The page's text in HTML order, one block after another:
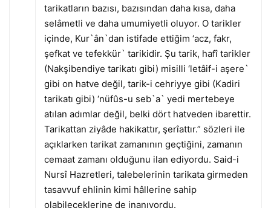
tarikatların bazısı, bazısından daha kısa, daha
selâmetli ve daha umumiyetli oluyor. O tarikler
içinde, Kur`ân`dan istifade ettiğim ‘acz, fakr,
şefkat ve tefekkür` tarikidir. Şu tarik, hafî tarikler
(Nakşibendiye tarikatı gibi) misilli ‘letâif-i aşere`
gibi on hatve değil, tarik-i cehriyye gibi (Kadiri
tarikatı gibi) ‘nüfûs-u seb`a` yedi mertebeye
atılan adımlar değil, belki dört hatveden ibarettir.
Tarikattan ziyâde hakikattır, şerîattır.” sözleri ile
açıklarken tarikat zamanının geçtiğini, zamanın
cemaat zamanı olduğunu ilan ediyordu. Said-i
Nursî Hazretleri, talebelerinin tarikata girmeden
tasavvuf ehlinin kimi hâllerine sahip
olabileceklerine de inanıyordu.